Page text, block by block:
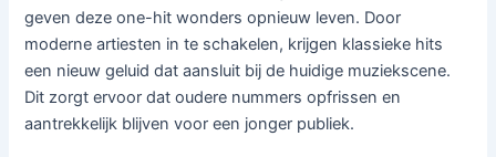
geven deze one-hit wonders opnieuw leven. Door
moderne artiesten in te schakelen, krijgen klassieke hits
een nieuw geluid dat aansluit bij de huidige muziekscene.
Dit zorgt ervoor dat oudere nummers opfrissen en
aantrekkelijk blijven voor een jonger publiek.